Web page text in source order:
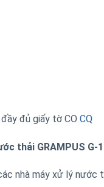
đủ giấy tờ CO CQ
thải GRAMPUS G-
nhà máy xử lý